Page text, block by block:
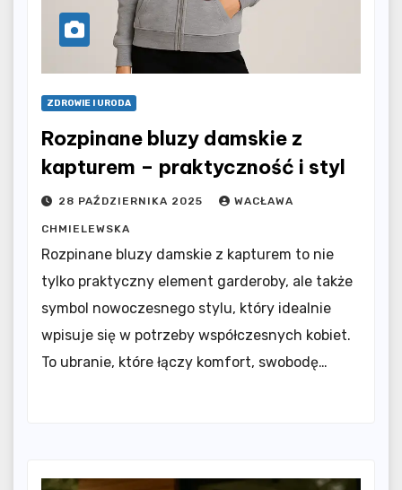
ZDROWIE I URODA
Rozpinane bluzy damskie z
kapturem – praktyczność i styl
28 PAŹDZIERNIKA 2025 WACŁAWA
CHMIELEWSKA
Rozpinane bluzy damskie z kapturem to nie
tylko praktyczny element garderoby, ale także
symbol nowoczesnego stylu, który idealnie
wpisuje się w potrzeby współczesnych kobiet.
To ubranie, które łączy komfort, swobodę…